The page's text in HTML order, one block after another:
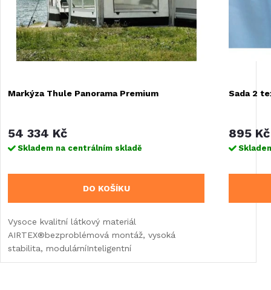
Markýza Thule Panorama Premium
54 334 Kč
Skladem na centrálním skladě
DO KOŠÍKU
Vysoce kvalitní látkový materiál
AIRTEX®bezproblémová montáž, vysoká
stabilita, modulárníInteligentní
Sada 2
895 Kč